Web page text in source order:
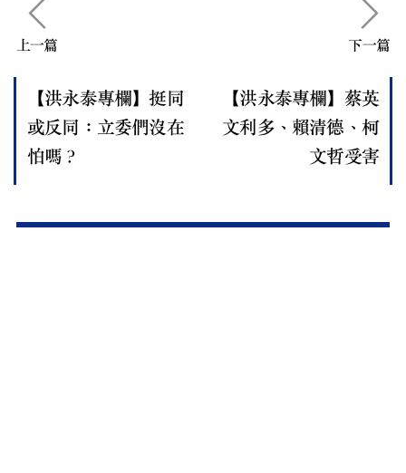
【洪永泰專欄】挺同
或反同：立委們沒在
怕嗎？
上一篇
【洪永泰專欄】蔡英
文利多、賴清德、柯
文哲受害
下一篇